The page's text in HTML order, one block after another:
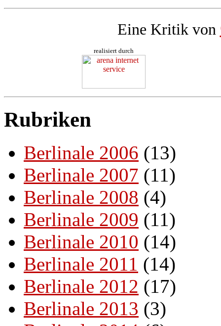
Eine Kritik von
realisiert durch
Rubriken
Berlinale 2006 (13)
Berlinale 2007 (11)
Berlinale 2008 (4)
Berlinale 2009 (11)
Berlinale 2010 (14)
Berlinale 2011 (14)
Berlinale 2012 (17)
Berlinale 2013 (3)